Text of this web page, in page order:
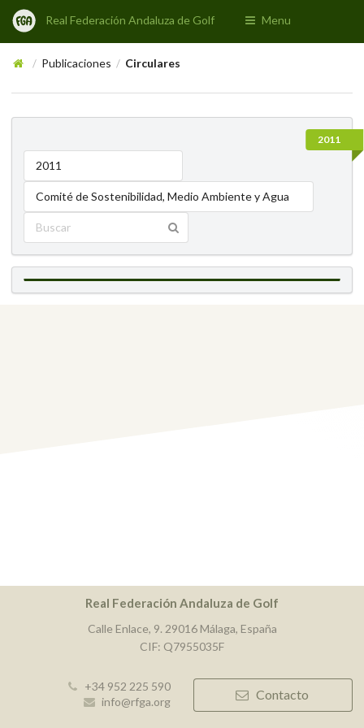
Real Federación Andaluza de Golf Menu
/ Publicaciones / Circulares
2011
2011
Comité de Sostenibilidad, Medio Ambiente y Agua
Real Federación Andaluza de Golf
Calle Enlace, 9. 29016 Málaga, España
CIF: Q7955035F
+34 952 225 590
info@rfga.org
Contacto